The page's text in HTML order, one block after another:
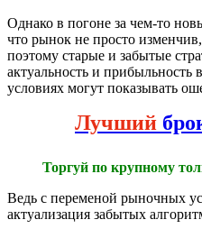
Однако в погоне за чем-то
что рынок не просто
поэтому старые и забытые
актуальность и прибыльность
условиях могут показывать
Лучший
Торгуй по крупному
Ведь с переменой рыночных
актуализация забытых